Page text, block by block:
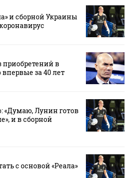
и сборной Украины
приобретений в
за 40 лет
«Думаю, Лунин готов
и в сборной
с основой «Реала»